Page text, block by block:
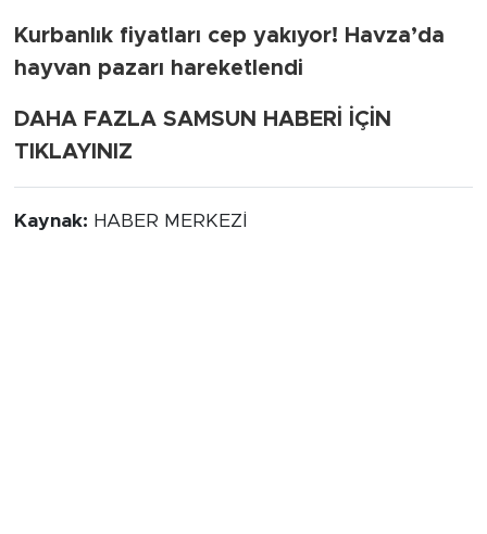
Kurbanlık fiyatları cep yakıyor! Havza’da
hayvan pazarı hareketlendi
DAHA FAZLA SAMSUN HABERİ İÇİN
TIKLAYINIZ
Kaynak: HABER MERKEZİ